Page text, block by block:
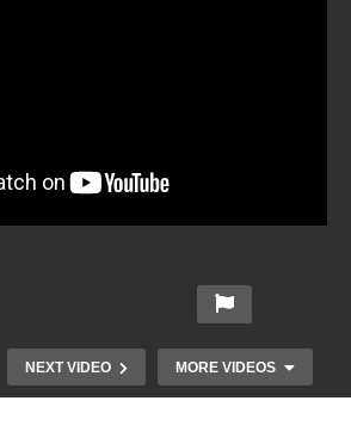
NEXT VIDEO MORE VIDEOS